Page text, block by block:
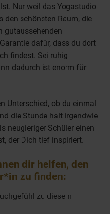
Nur weil das Yogastudio
den schönsten Raum, die
gutaussehenden
dafür, dass du dort
findest. Sei ruhig
dadurch ist enorm für
Unterschied, ob du einmal
die Stunde halt irgendwie
neugieriger Schüler einen
der Dich tief inspiriert.
dir helfen, den
zu finden:
zu diesem